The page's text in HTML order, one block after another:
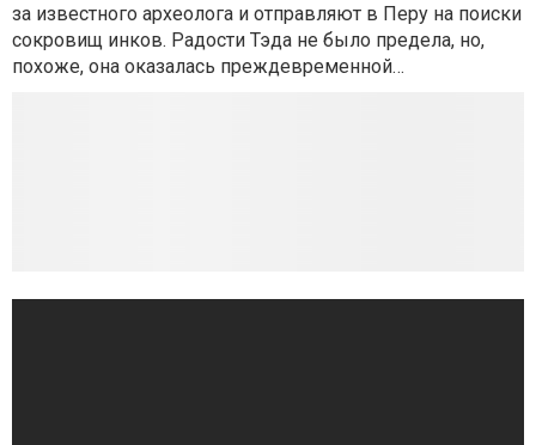
за известного археолога и отправляют в Перу на поиски
сокровищ инков. Радости Тэда не было предела, но,
похоже, она оказалась преждевременной…